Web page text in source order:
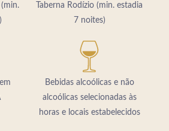
Taberna Rodízio (min. estadia
7 noites)
Bebidas alcoólicas e não
alcoólicas selecionadas às
horas e locais estabelecidos